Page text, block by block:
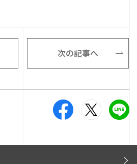
次の記事へ